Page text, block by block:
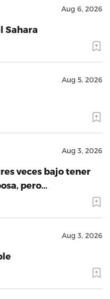
Aug 6, 2026
Sahara
Aug 5, 2026
Aug 3, 2026
veces bajo tener
pero…
Aug 3, 2026